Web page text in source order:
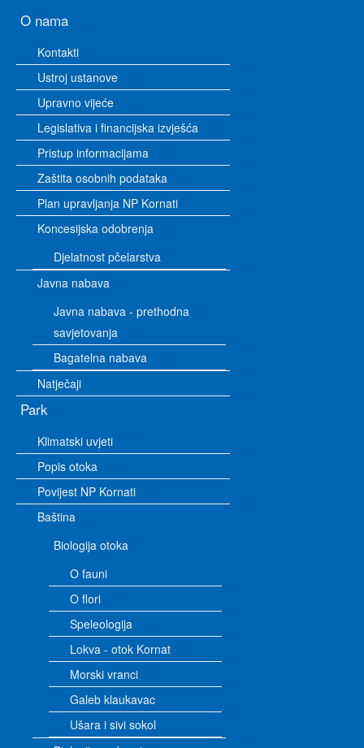
O nama
Kontakti
Ustroj ustanove
Upravno vijeće
Legislativa i financijska izvješća
Pristup informacijama
Zaštita osobnih podataka
Plan upravljanja NP Kornati
Koncesijska odobrenja
Djelatnost pčelarstva
Javna nabava
Javna nabava - prethodna
savjetovanja
Bagatelna nabava
Natječaji
Park
Klimatski uvjeti
Popis otoka
Povijest NP Kornati
Baština
Biologija otoka
O fauni
O flori
Speleologija
Lokva - otok Kornat
Morski vranci
Galeb klaukavac
Ušara i sivi sokol